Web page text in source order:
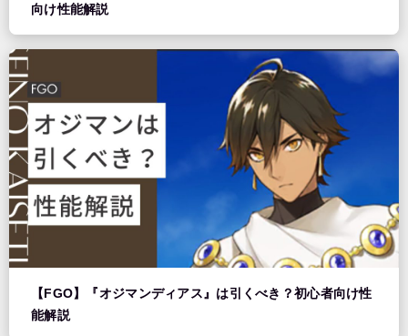
向け性能解説
【FGO】『オジマンディアス』は引くべき？初心者向け性
能解説